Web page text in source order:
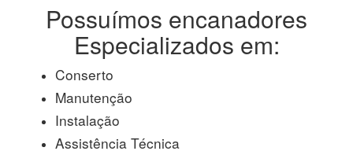
Possuímos encanadores
Especializados em:
Conserto
Manutenção
Instalação
Assistência Técnica